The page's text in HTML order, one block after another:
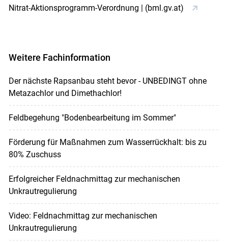
Nitrat-Aktionsprogramm-Verordnung | (bml.gv.at)
Weitere Fachinformation
Der nächste Rapsanbau steht bevor - UNBEDINGT ohne
Metazachlor und Dimethachlor!
Feldbegehung "Bodenbearbeitung im Sommer"
Förderung für Maßnahmen zum Wasserrückhalt: bis zu
80% Zuschuss
Erfolgreicher Feldnachmittag zur mechanischen
Unkrautregulierung
Video: Feldnachmittag zur mechanischen
Unkrautregulierung